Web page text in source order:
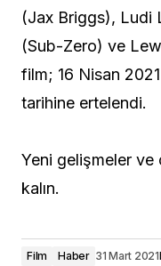
(Jax Briggs), Ludi
(Sub-Zero) ve
film; 16 Nisan
tarihine ertelendi.
Yeni gelişmeler
kalın.
Film Haber 31 Mart 2021